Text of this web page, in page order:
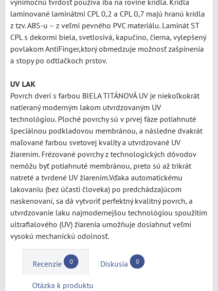
laminované laminátmi CPL 0,2 a CPL 0,7 majú hranú krídla
z tzv. ABS-u – z veľmi pevného PVC materiálu. Laminát ST
CPL s dekormi biela, svetlosivá, kapučíno, čierna, vylepšený
povlakom AntiFinger,ktorý obmedzuje možnosť zašpinenia
a stopy po odtlačkoch prstov.
UV LAK
Povrch dverí s farbou BIELA TITÁNOVÁ UV je niekoľkokrát
natieraný moderným lakom utvrdzovaným UV
technológiou. Ploché povrchy sú v prvej fáze potiahnuté
špeciálnou podkladovou membránou, a následne dvakrát
maľované farbou svetovej kvality a utvrdzované UV
žiarením. Frézované povrchy z technologických dôvodov
nemôžu byť potiahnuté membránou, preto sú až trikrát
natreté a tvrdené UV žiarením.Vďaka automatickému
lakovaniu (bez účasti človeka) po predchádzajúcom
naskenovaní, sa dá vytvoriť perfektný kvalitný povrch, a
utvrdzovanie laku najmodernejšou technológiou spoužitím
ultrafialového (UV) žiarenia umožňuje dosiahnuť veľmi
vysokú mechanickú odolnosť.
Recenzie 0 Diskusia 0
Otázka k produktu